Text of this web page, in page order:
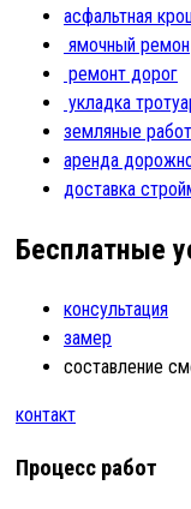
асфальтная
ямочный ремон
ремонт дорог
укладка
земляные
аренда
доставка
Бесплатные
консультация
замер
составление
контакт
Процесс работ